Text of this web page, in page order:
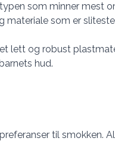
som minner mest
materiale som er
lett og robust
hud.
til smokken.